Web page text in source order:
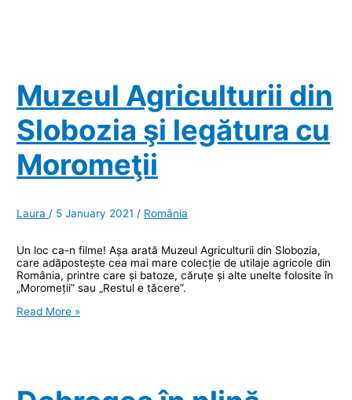
Muzeul Agriculturii din
Slobozia şi legătura cu
Moromeţii
Laura / 5 January 2021 / România
Un loc ca-n filme! Așa arată Muzeul Agriculturii din Slobozia,
care adăpostește cea mai mare colecție de utilaje agricole din
România, printre care și batoze, căruțe și alte unelte folosite în
„Moromeții” sau „Restul e tăcere”.
Muzeul
Read More »